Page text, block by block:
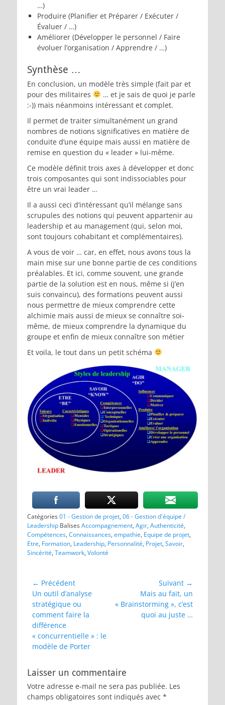
…)
Produire (Planifier et Préparer / Exécuter /
Évaluer / …)
Améliorer (Développer le personnel / Faire
évoluer l’organisation / Apprendre / …)
Synthèse …
En conclusion, un modèle très simple (fait par et
pour des militaires
… et je sais de quoi je parle
:-)) mais néanmoins intéressant et complet.
Il permet de traiter simultanément un grand
nombres de notions significatives en matière de
conduite d’une équipe mais aussi en matière de
remise en question du « leader » lui-même.
Ce modèle définit trois axes à développer et donc
trois composantes qui sont indissociables pour
être un vrai leader …
Il a aussi ceci d’intéressant qu’il mélange sans
scrupules des notions qui peuvent appartenir au
leadership et au management (qui, selon moi,
sont toujours cohabitant et complémentaires).
A vous de voir … car, en effet, nous avons tous la
main mise sur une bonne partie de ces conditions
préalables. Et ici, comme souvent, une grande
partie de la solution est en nous, même si (j’en
suis convaincu), des formations peuvent aussi
nous permettre de mieux comprendre cette
alchimie mais aussi de mieux se connaître soi-
même, de mieux comprendre la dynamique du
groupe et enfin de mieux connaître son métier
Et voila, le tout dans un petit schéma
Catégories01 - Gestion de projet, 06 - Gestion d'équipe /
Leadership BalisesAccompagnement, Agir, Authenticité,
Compétences, Connaissances, empathie, Equipe de projet,
Etre, Formation, Leadership, Personnalité, Projet, Savoir,
Sincérité, Teamwork, Volonté
Navigation
de
l’article
← Précédent
Article
précédent :
Un outil d’analyse
stratégique ou
comment faire la
différence
« concurrentielle » : le
modèle de Porter
Suivant →
suivant :
Mais au fait, un
« Brainstorming », c’est
quoi au juste …
Laisser un commentaire
Votre adresse e-mail ne sera pas publiée. Les
champs obligatoires sont indiqués avec *